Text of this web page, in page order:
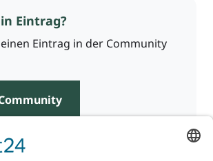
Eintrag?
Eintrag in der Community